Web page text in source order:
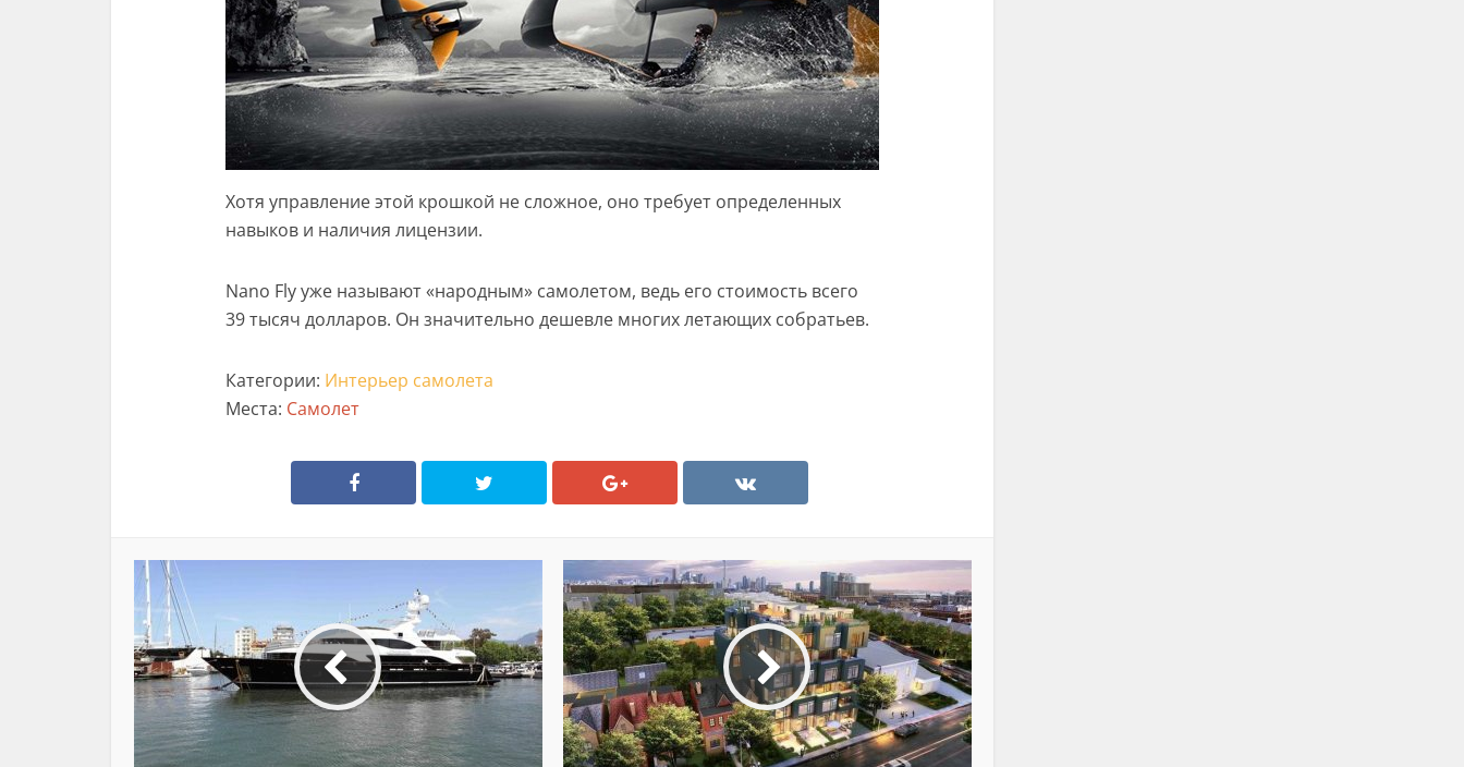
Хотя управление этой крошкой не сложное, оно требует определенных
навыков и наличия лицензии.
Nano Fly уже называют «народным» самолетом, ведь его стоимость всего
39 тысяч долларов. Он значительно дешевле многих летающих собратьев.
Категории: Интерьер самолета
Места: Самолет